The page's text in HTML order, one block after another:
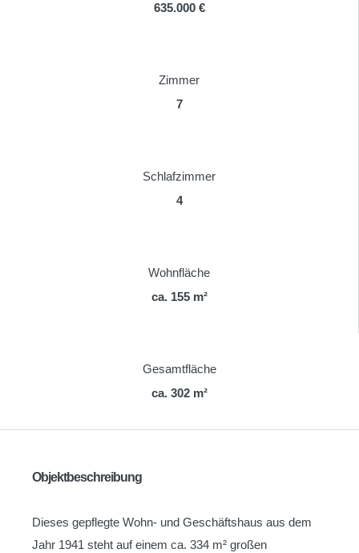
635.000 €
Zimmer
7
Schlafzimmer
4
Wohnfläche
ca. 155 m²
Gesamtfläche
ca. 302 m²
Objektbeschreibung
Dieses gepflegte Wohn- und Geschäftshaus aus dem
Jahr 1941 steht auf einem ca. 334 m² großen